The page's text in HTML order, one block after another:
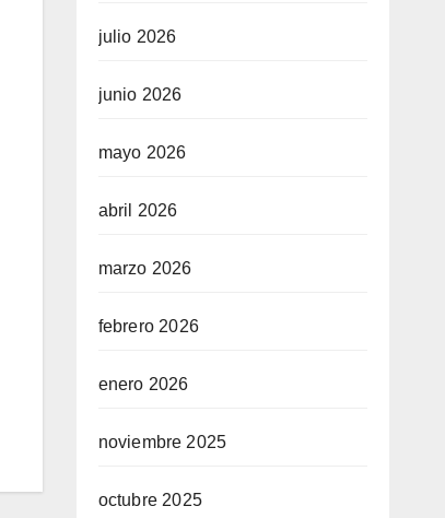
julio 2026
junio 2026
mayo 2026
abril 2026
marzo 2026
febrero 2026
enero 2026
noviembre 2025
octubre 2025